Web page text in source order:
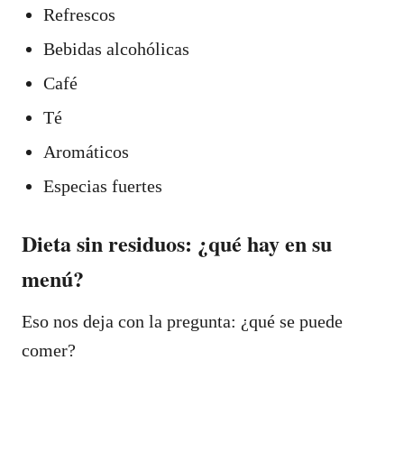
Refrescos
Bebidas alcohólicas
Café
Té
Aromáticos
Especias fuertes
Dieta sin residuos: ¿qué hay en su
menú?
Eso nos deja con la pregunta: ¿qué se puede
comer?